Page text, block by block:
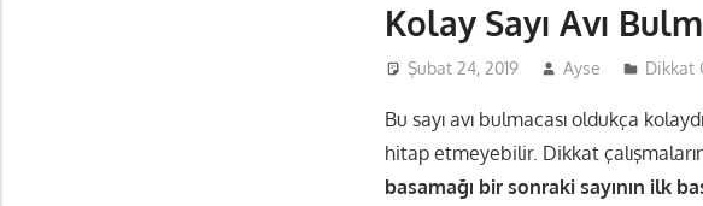
Kolay Sayı Avı
Şubat 24, 2019 Ayse Dikkat
Bu sayı avı bulmacası oldukça
hitap etmeyebilir. Dikkat
basamağı bir sonraki sayının ilk